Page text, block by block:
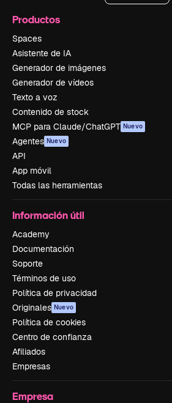
Productos
Spaces
Asistente de IA
Generador de imágenes
Generador de vídeos
Texto a voz
Contenido de stock
MCP para Claude/ChatGPT Nuevo
Agentes Nuevo
API
App móvil
Todas las herramientas
Información útil
Academy
Documentación
Soporte
Términos de uso
Política de privacidad
Originales Nuevo
Política de cookies
Centro de confianza
Afiliados
Empresas
Empresa